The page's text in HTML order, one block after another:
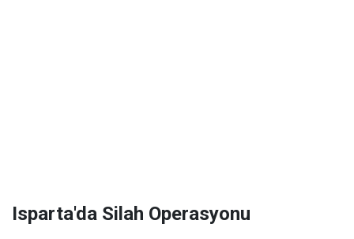
Isparta'da Silah Operasyonu